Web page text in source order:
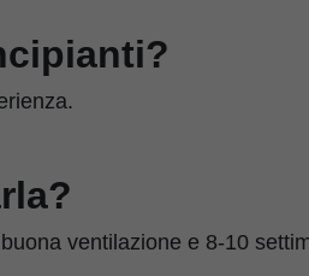
ventilazione e 8-10